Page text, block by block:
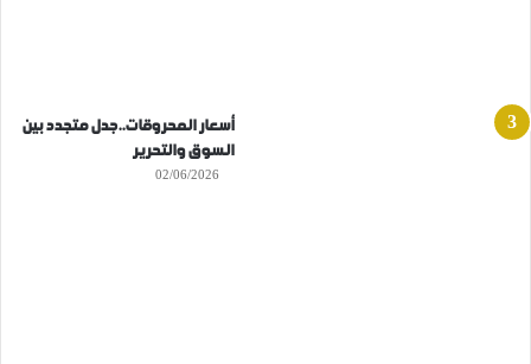
أسعار المحروقات..جدل متجدد بين
السوق والتحرير
02/06/2026